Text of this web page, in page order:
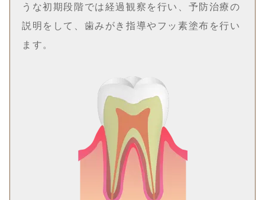
うな初期段階では経過観察を行い、予防治療の
説明をして、歯みがき指導やフッ素塗布を行い
ます。